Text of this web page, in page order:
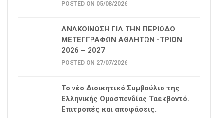
POSTED ON 05/08/2026
ΑΝΑΚΟΙΝΩΣΗ ΓΙΑ ΤΗΝ ΠΕΡΙΟΔΟ
ΜΕΤΕΓΓΡΑΦΩΝ ΑΘΛΗΤΩΝ -ΤΡΙΩΝ
2026 – 2027
POSTED ON 27/07/2026
Το νέο Διοικητικό Συμβούλιο της
Ελληνικής Ομοσπονδίας Ταεκβοντό.
Επιτροπές και αποφάσεις.